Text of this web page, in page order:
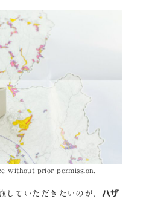
without prior permission.
していただきたいのが、 ハザ